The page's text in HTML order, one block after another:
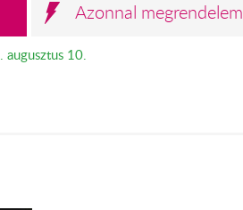
Azonnal megrendelem
10.